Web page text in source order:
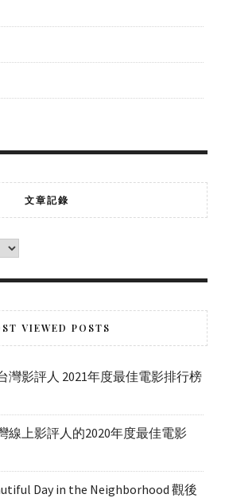
文章記錄
VIEWED POSTS
灣影評人 2021年度最佳電影排行榜
線上影評人的2020年度最佳電影
Day in the Neighborhood 觀後